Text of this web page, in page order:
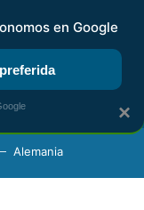
RENTA
Alemania
×
en Google